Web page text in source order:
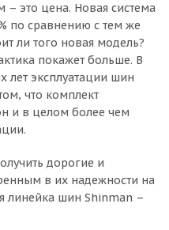
это цена. Новая система
по сравнению с тем же
ли того новая модель?
покажет больше. В
эксплуатации шин
что комплект
и в целом более чем
дорогие и
в их надежности на
линейка шин Shinman –